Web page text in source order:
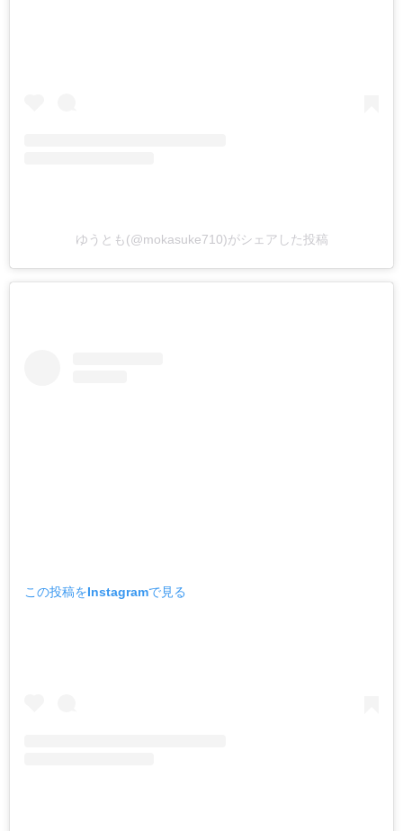
ゆうとも(@mokasuke710)がシェアした投稿
この投稿をInstagramで見る